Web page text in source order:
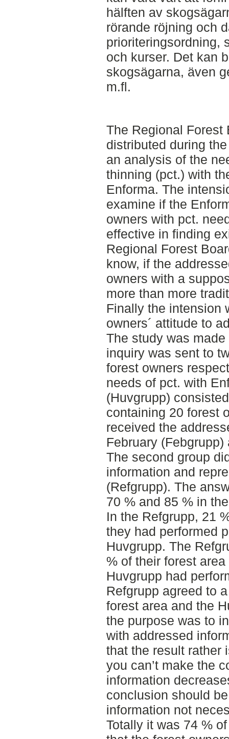
hälften av
rörande röjning och
prioriteringsordning,
och kurser. Det kan
skogsägarna, även
m.fl.
The Regional Forest
distributed during
an analysis of the
thinning (pct.) with
Enforma. The
examine if the
owners with pct.
effective in finding
Regional Forest
know, if the
owners with a
more than more
Finally the intension
owners´ attitude to
The study was
inquiry was sent to
forest owners
needs of pct. with
(Huvgrupp)
containing 20 forest
received the
February
The second group
information and
(Refgrupp). The
70 % and 85 % in
In the Refgrupp, 21
they had performed
Huvgrupp. The
% of their forest
Huvgrupp had
Refgrupp agreed to
forest area and the
the purpose was to
with addressed
that the result rather
you can’t make the
information
conclusion should
information not
Totally it was 74 %